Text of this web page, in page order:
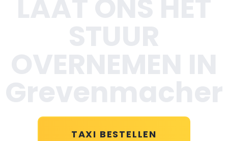
TAXI BESTELLEN